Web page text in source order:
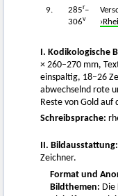
9. 285r–
306v
I. Kodikologische
× 260–270 mm,
einspaltig, 18–26
abwechselnd rote
Reste von Gold auf
Schreibsprache:
II. Bildausstattung:
Zeichner.
Format und
Bildthemen: Die